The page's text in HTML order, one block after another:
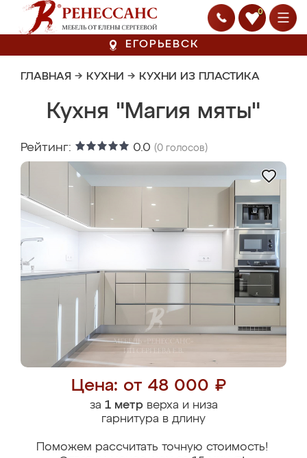
0
ЕГОРЬЕВСК
ГЛАВНАЯ → КУХНИ → КУХНИ ИЗ ПЛАСТИКА
Кухня "Магия мяты"
Рейтинг: 0.0 (0 голосов)
Цена: от 48 000 ₽
за 1 метрверха и низа
гарнитура в длину
Поможем рассчитать точную стоимость!